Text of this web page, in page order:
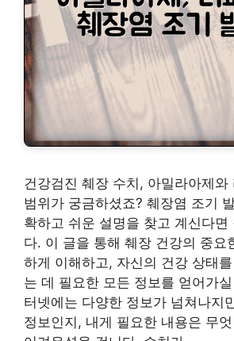
건강검진 췌장 수치, 아밀라아제와
범위가 궁금하셨죠? 췌장염 조기
확하고 쉬운 설명을 찾고 계신다면
다. 이 글을 통해 췌장 건강의 중요
하게 이해하고, 자신의 건강 상태
는 데 필요한 모든 정보를 얻어가
터넷에는 다양한 정보가 넘쳐나지
정보인지, 내게 필요한 내용은 무